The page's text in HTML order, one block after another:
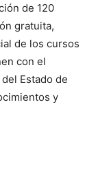
de 120
gratuita,
de los cursos
con el
Estado de
y